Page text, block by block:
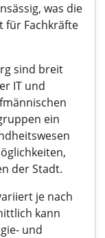
was die
für Fachkräfte
sind breit
IT und
ein
der Stadt.
je nach
kann
und